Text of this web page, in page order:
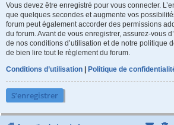
Vous devez être enregistré pour vous connecter.
que quelques secondes et augmente vos
forum peut également accorder des permissions
du forum. Avant de vous enregistrer, assurez-vous
de nos conditions d’utilisation et de notre politique
de bien lire tout le règlement du forum.
Conditions d’utilisation | Politique de
S’enregistrer